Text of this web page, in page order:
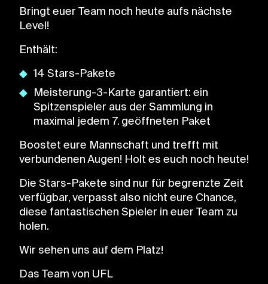
Bringt euer Team noch heute aufs nächste
Level!
Enthält:
14 Stars-Pakete
Meisterung-3-Karte garantiert: ein
Spitzenspieler aus der Sammlung in
maximal jedem 7. geöffneten Paket
Boostet eure Mannschaft und trefft mit
verbundenen Augen! Holt es euch noch heute!
Die Stars-Pakete sind nur für begrenzte Zeit
verfügbar, verpasst also nicht eure Chance,
diese fantastischen Spieler in euer Team zu
holen.
Wir sehen uns auf dem Platz!
Das Team von UFL